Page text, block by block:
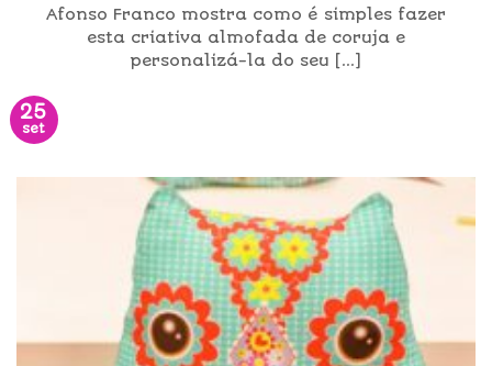
Afonso Franco mostra como é simples fazer
esta criativa almofada de coruja e
personalizá-la do seu [...]
25
set